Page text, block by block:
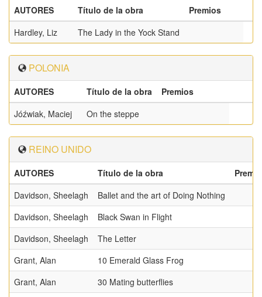
AUTORES Título de la obra
Premios
Hardley, Liz
The Lady in the Yock Stand
POLONIA
AUTORES Título de la obra
Premios
Jóźwiak, Maciej
On the steppe
REINO UNIDO
AUTORES Título de la obra
Davidson, Sheelagh
Ballet and the art of Doing Nothing
Davidson, Sheelagh
Black Swan in Flight
Davidson, Sheelagh
The Letter
Grant, Alan
10 Emerald Glass Frog
Grant, Alan
30 Mating butterflies